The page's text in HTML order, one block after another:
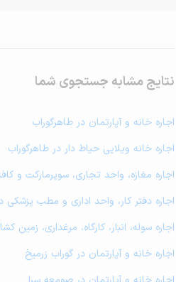
نتایج مشابه جستجوی شما
اجاره خانه و آپارتمان در طاهرگوراب
اجاره خانه ویلایی حیاط دار در طاهرگوراب
اجاره مغازه، واحد تجاری، سوپرمارکت و
اجاره دفتر کار، واحد اداری و مطب پزشکی
اجاره سوله، انبار، کارگاه، مرغداری، زمین
اجاره خانه و آپارتمان در گوراب زرمیخ